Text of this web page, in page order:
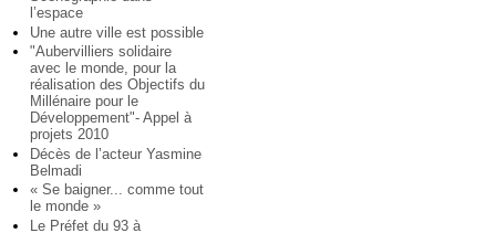
l’espace
Une autre ville est possible
"Aubervilliers solidaire
avec le monde, pour la
réalisation des Objectifs du
Millénaire pour le
Développement"- Appel à
projets 2010
Décès de l’acteur Yasmine
Belmadi
« Se baigner... comme tout
le monde »
Le Préfet du 93 à